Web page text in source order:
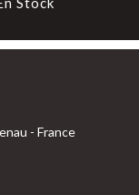
- France